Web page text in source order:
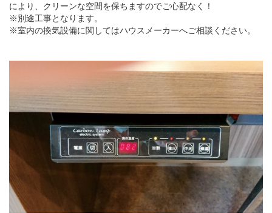
により、クリーンな空間を保ちますのでご心配なく！
※別途工事となります。
※室内の換気設備に関してはハウスメーカーへご相談ください。